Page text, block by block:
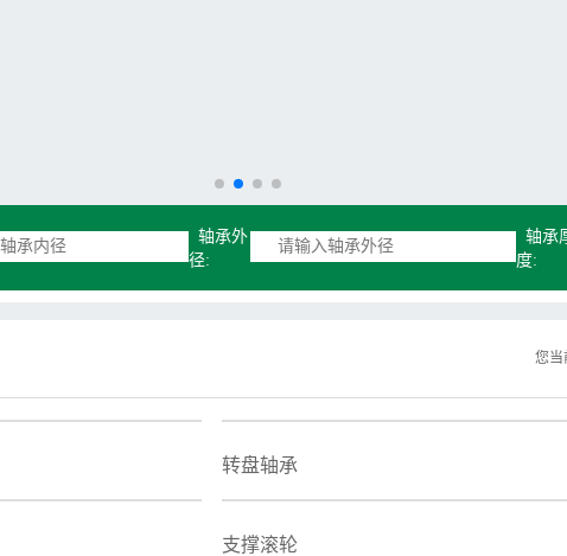
轴承外
径:
轴承
度:
您当
转盘轴承
支撑滚轮